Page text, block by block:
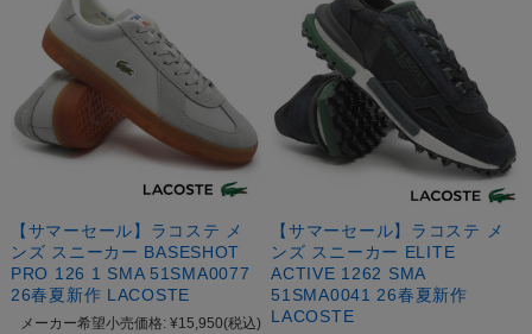
【サマーセール】ラコステ メ
ンズ スニーカー BASESHOT
PRO 126 1 SMA 51SMA0077
26春夏新作 LACOSTE
メーカー希望小売価格: ¥15,950(税込)
【サマーセール】ラコステ メ
ンズ スニーカー ELITE
ACTIVE 1262 SMA
51SMA0041 26春夏新作
LACOSTE